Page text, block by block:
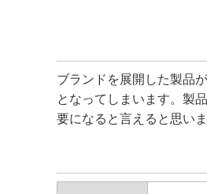
ブランドを展開した製品
となってしまいます。製
要になると言えると思いま